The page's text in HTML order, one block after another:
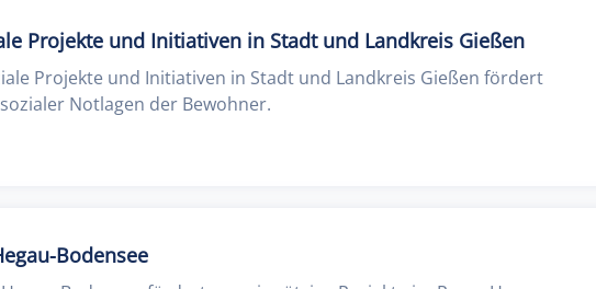
Projekte und Initiativen in Stadt und Landkreis Gießen
Projekte und Initiativen in Stadt und Landkreis Gießen fördert
Notlagen der Bewohner.
Bodensee